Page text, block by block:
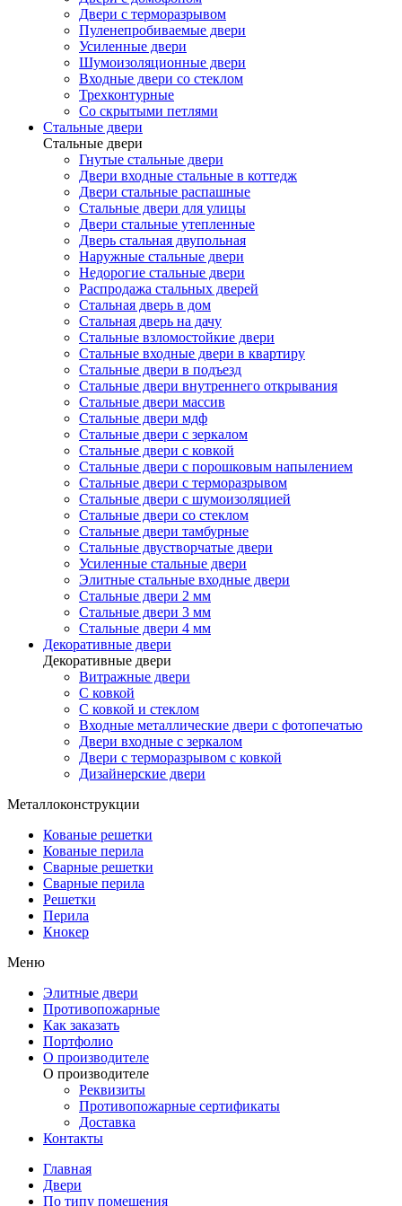
Двери с терморазрывом
Пуленепробиваемые двери
Усиленные двери
Шумоизоляционные двери
Входные двери со стеклом
Трехконтурные
Со скрытыми петлями
Стальные двери
Стальные двери
Гнутые стальные двери
Двери входные стальные в коттедж
Двери стальные распашные
Стальные двери для улицы
Двери стальные утепленные
Дверь стальная двупольная
Наружные стальные двери
Недорогие стальные двери
Распродажа стальных дверей
Стальная дверь в дом
Стальная дверь на дачу
Стальные взломостойкие двери
Стальные входные двери в квартиру
Стальные двери в подъезд
Стальные двери внутреннего открывания
Стальные двери массив
Стальные двери мдф
Стальные двери с зеркалом
Стальные двери с ковкой
Стальные двери с порошковым напылением
Стальные двери с терморазрывом
Стальные двери с шумоизоляцией
Стальные двери со стеклом
Стальные двери тамбурные
Стальные двустворчатые двери
Усиленные стальные двери
Элитные стальные входные двери
Стальные двери 2 мм
Стальные двери 3 мм
Стальные двери 4 мм
Декоративные двери
Декоративные двери
Витражные двери
С ковкой
С ковкой и стеклом
Входные металлические двери с фотопечатью
Двери входные с зеркалом
Двери с терморазрывом с ковкой
Дизайнерские двери
Металлоконструкции
Кованые решетки
Кованые перила
Сварные решетки
Сварные перила
Решетки
Перила
Кнокер
Меню
Элитные двери
Противопожарные
Как заказать
Портфолио
О производителе
О производителе
Реквизиты
Противопожарные сертификаты
Доставка
Контакты
Главная
Двери
По типу помещения